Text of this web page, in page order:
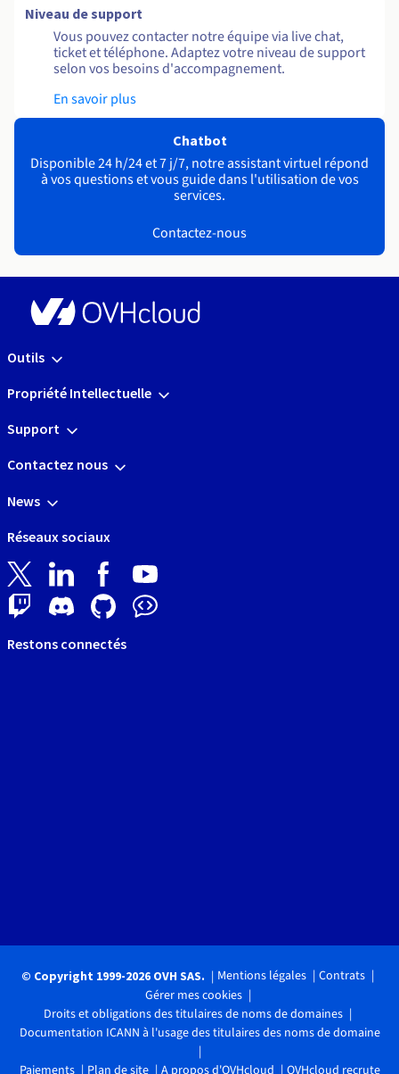
Niveau de support
Vous pouvez contacter notre équipe via live chat,
ticket et téléphone. Adaptez votre niveau de support
selon vos besoins d'accompagnement.
En savoir plus
Chatbot
Disponible 24 h/24 et 7 j/7, notre assistant virtuel répond
à vos questions et vous guide dans l'utilisation de vos
services.
Contactez-nous
Outils
Propriété Intellectuelle
Support
Contactez nous
News
Réseaux sociaux
Restons connectés
© Copyright 1999-2026 OVH SAS. Mentions légales
Contrats
Gérer mes cookies
Droits et obligations des titulaires de noms de domaines
Documentation ICANN à l'usage des titulaires des noms de domaine
Paiements Plan de site A propos d'OVHcloud OVHcloud recrute